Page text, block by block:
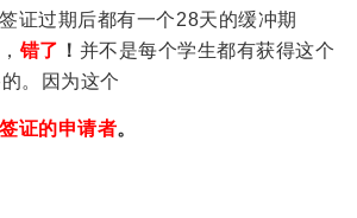
证过期后都有一个28天的缓冲期
错了 ！ 并不是每个学生都有获得这个
。因为这个
证的申请者。